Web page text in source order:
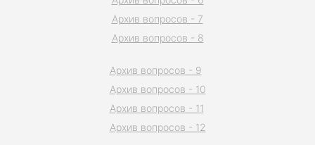
Архив вопросов - 7
Архив вопросов - 8
Архив вопросов - 9
Архив вопросов - 10
Архив вопросов - 11
Архив вопросов - 12